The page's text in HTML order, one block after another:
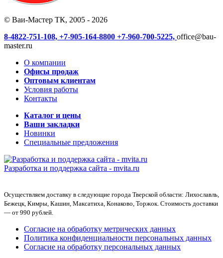
© Ваи-Мастер ТК, 2005 - 2026
8-4822-751-108, +7-905-164-8800 +7-960-700-5225, office@bau-
master.ru
О компании
Офисы продаж
Оптовым клиентам
Условия работы
Контакты
Каталог и цены
Ваши закладки
Новинки
Специальные предложения
Разработка и поддержка сайта - mvita.ru
Осуществляем доставку в следующие города Тверской области: Лихославль,
Бежецк, Кимры, Кашин, Максатиха, Конаково, Торжок. Стоимость доставки
— от 990 рублей.
Согласие на обработку метрических данных
Политика конфиденциальности персональных данных
Согласие на обработку персональных данных